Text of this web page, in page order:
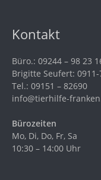
Kontakt
Büro.: 09244 – 98 23
Brigitte Seufert: 0911-
Tel.: 09151 – 82690
info@tierhilfe-
Bürozeiten
Mo, Di, Do, Fr, Sa
10:30 – 14:00 Uhr